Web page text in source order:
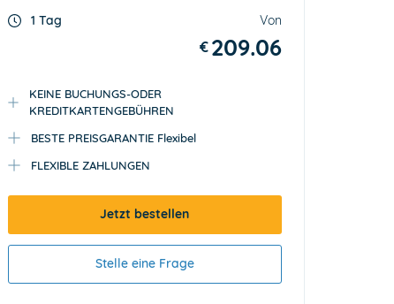
1 Tag Von
€ 209.06
KEINE BUCHUNGS-ODER
KREDITKARTENGEBÜHREN
BESTE PREISGARANTIE Flexibel
FLEXIBLE ZAHLUNGEN
Jetzt bestellen
Stelle eine Frage